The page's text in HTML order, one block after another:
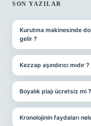
SIDEBAR
SON YAZILAR
Kurutma makinesinde
gelir ?
Kezzap aşındırıcı mıdır ?
Boyalık plajı ücretsiz mi ?
Kronolojinin faydaları